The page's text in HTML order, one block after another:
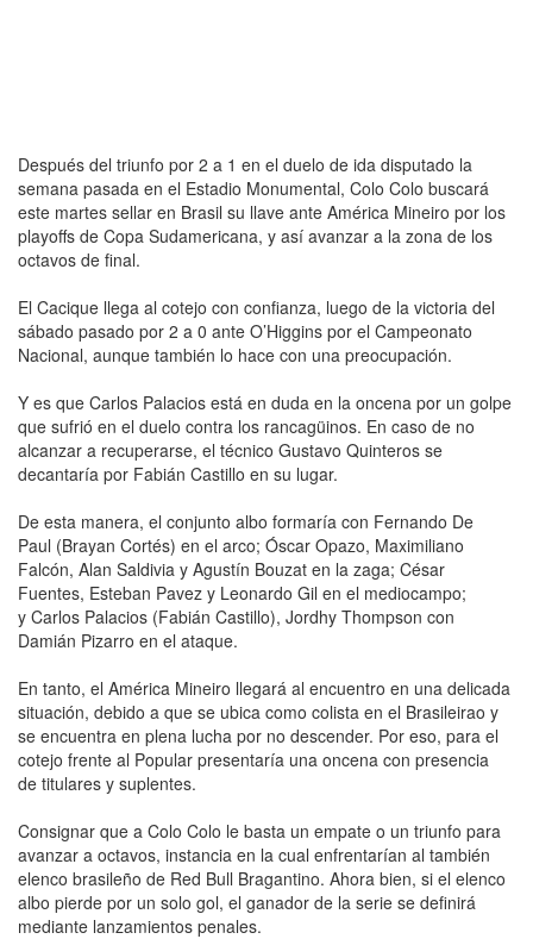
Después del triunfo por 2 a 1 en el duelo de ida disputado la
semana pasada en el Estadio Monumental, Colo Colo buscará
este martes sellar en Brasil su llave ante América Mineiro por los
playoffs de Copa Sudamericana, y así avanzar a la zona de los
octavos de final.
El Cacique llega al cotejo con confianza, luego de la victoria del
sábado pasado por 2 a 0 ante O’Higgins por el Campeonato
Nacional, aunque también lo hace con una preocupación.
Y es que Carlos Palacios está en duda en la oncena por un golpe
que sufrió en el duelo contra los rancagüinos. En caso de no
alcanzar a recuperarse, el técnico Gustavo Quinteros se
decantaría por Fabián Castillo en su lugar.
De esta manera, el conjunto albo formaría con Fernando De
Paul (Brayan Cortés) en el arco; Óscar Opazo, Maximiliano
Falcón, Alan Saldivia y Agustín Bouzat en la zaga; César
Fuentes, Esteban Pavez y Leonardo Gil en el mediocampo;
y Carlos Palacios (Fabián Castillo), Jordhy Thompson con
Damián Pizarro en el ataque.
En tanto, el América Mineiro llegará al encuentro en una delicada
situación, debido a que se ubica como colista en el Brasileirao y
se encuentra en plena lucha por no descender. Por eso, para el
cotejo frente al Popular presentaría una oncena con presencia
de titulares y suplentes.
Consignar que a Colo Colo le basta un empate o un triunfo para
avanzar a octavos, instancia en la cual enfrentarían al también
elenco brasileño de Red Bull Bragantino. Ahora bien, si el elenco
albo pierde por un solo gol, el ganador de la serie se definirá
mediante lanzamientos penales.